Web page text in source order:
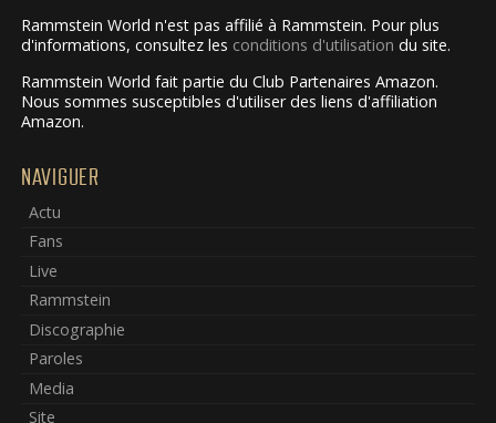
Rammstein World n'est pas affilié à Rammstein. Pour plus
d'informations, consultez les conditions d'utilisation du site.
Rammstein World fait partie du Club Partenaires Amazon.
Nous sommes susceptibles d'utiliser des liens d'affiliation
Amazon.
NAVIGUER
Actu
Fans
Live
Rammstein
Discographie
Paroles
Media
Site